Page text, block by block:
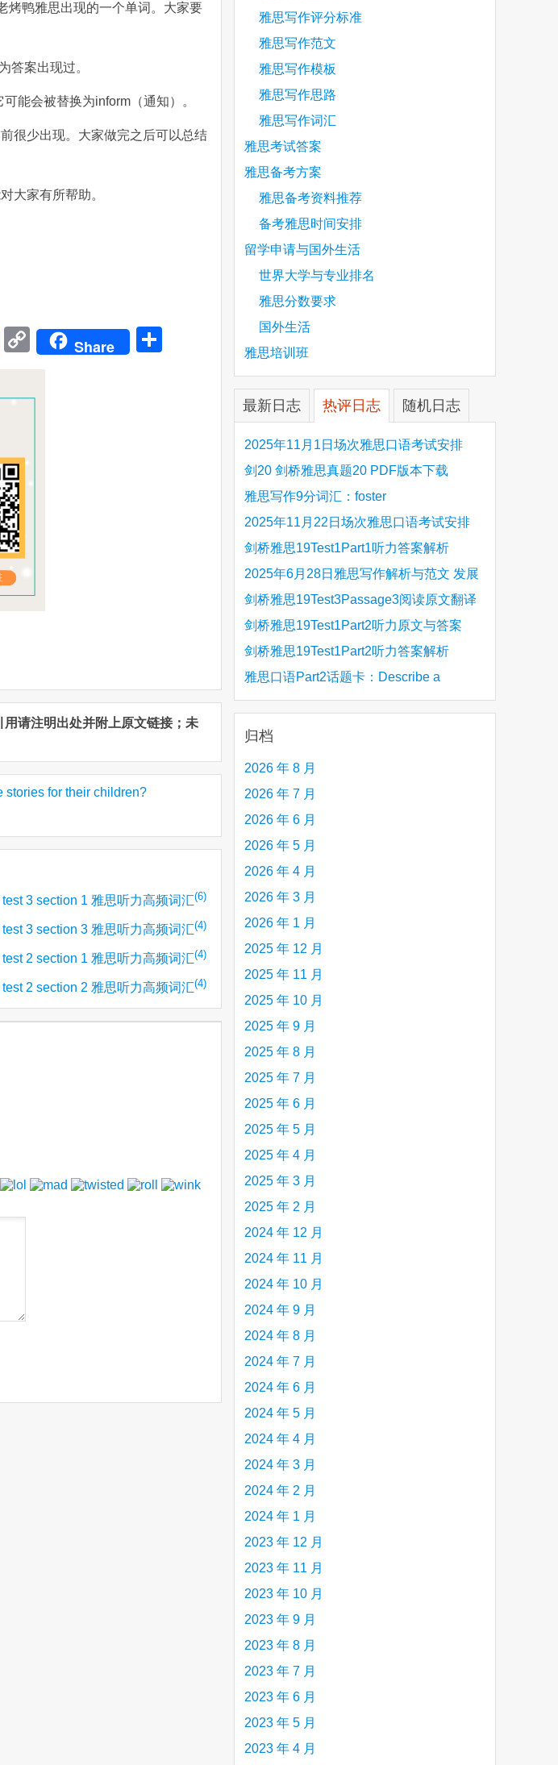
烤鸭雅思出现的一个单词。大家要
答案出现过。
能会被替换为inform（通知）。
很少出现。大家做完之后可以总结
大家有所帮助。
Google
CopyShare
用请注明出处并附上原文链接；未
stories for their children?
3 section 1 雅思听力高频词汇(6)
3 section 3 雅思听力高频词汇(4)
2 section 1 雅思听力高频词汇(4)
2 section 2 雅思听力高频词汇(4)
雅思写作评分标准
雅思写作范文
雅思写作模板
雅思写作思路
雅思写作词汇
雅思考试答案
雅思备考方案
雅思备考资料推荐
备考雅思时间安排
留学申请与国外生活
世界大学与专业排名
雅思分数要求
国外生活
雅思培训班
最新日志 热评日志 随机日志
2025年11月1日场次雅思口语考试安排
剑20 剑桥雅思真题20 PDF版本下载
雅思写作9分词汇：foster
2025年11月22日场次雅思口语考试安排
剑桥雅思19Test1Part1听力答案解析
Hinchingbrooke Country Park
2025年6月28日雅思写作解析与范文 发展
旅游业 手把手带你写高分范文
剑桥雅思19Test3Passage3阅读原文翻译
Is the era of artificial speech translation
upon us 人工智能语言翻译
剑桥雅思19Test1Part2听力原文与答案
Stanthorpe Twinning Association
剑桥雅思19Test1Part2听力答案解析
Stanthorpe Twinning Association
雅思口语Part2话题卡：Describe a
creative person (e.g. an artist, a musician,
etc.) you admire 钦佩的有创造力的人
归档
2026 年 8 月
2026 年 7 月
2026 年 6 月
2026 年 5 月
2026 年 4 月
2026 年 3 月
2026 年 1 月
2025 年 12 月
2025 年 11 月
2025 年 10 月
2025 年 9 月
2025 年 8 月
2025 年 7 月
2025 年 6 月
2025 年 5 月
2025 年 4 月
2025 年 3 月
2025 年 2 月
2024 年 12 月
2024 年 11 月
2024 年 10 月
2024 年 9 月
2024 年 8 月
2024 年 7 月
2024 年 6 月
2024 年 5 月
2024 年 4 月
2024 年 3 月
2024 年 2 月
2024 年 1 月
2023 年 12 月
2023 年 11 月
2023 年 10 月
2023 年 9 月
2023 年 8 月
2023 年 7 月
2023 年 6 月
2023 年 5 月
2023 年 4 月